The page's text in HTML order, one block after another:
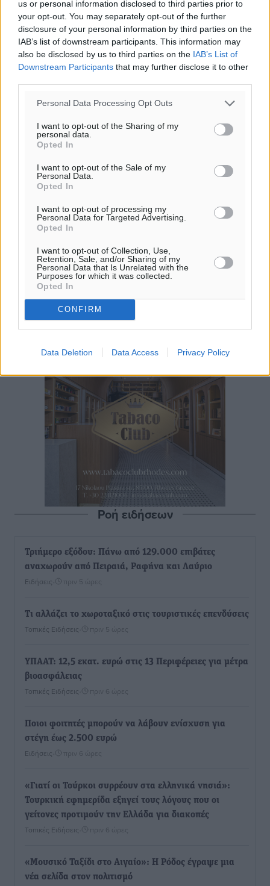
us or personal information disclosed to third parties prior to
your opt-out. You may separately opt-out of the further
disclosure of your personal information by third parties on the
IAB’s list of downstream participants. This information may
also be disclosed by us to third parties on the IAB’s List of
Downstream Participants that may further disclose it to other
Personal Data Processing Opt Outs
I want to opt-out of the Sharing of my
personal data.
Opted In
I want to opt-out of the Sale of my
Personal Data.
Opted In
I want to opt-out of processing my
Personal Data for Targeted Advertising.
Opted In
I want to opt-out of Collection, Use,
Retention, Sale, and/or Sharing of my
Personal Data that Is Unrelated with the
Purposes for which it was collected.
Opted In
CONFIRM
Data Deletion Data Access Privacy Policy
29°
ΤΡ
28°
ΤΕ
Ροή ειδήσεων
Τριήμερο εξόδου: Πάνω από 129.000 επιβάτες
αναχωρούν από Πειραιά, Ραφήνα και Λαύριο
Ειδήσεις πριν 5 ώρες
Τι αλλάζει το χωροταξικό στις τουριστικές επενδύσεις
Τοπικές Ειδήσεις πριν 5 ώρες
ΥΠΑΑΤ: 12,5 εκατ. ευρώ στις 13 Περιφέρειες για μέτρα
βιοασφάλειας
Τοπικές Ειδήσεις πριν 6 ώρες
Ποιοι φοιτητές μπορούν να λάβουν ενίσχυση για
στέγη έως 2.500 ευρώ
Ειδήσεις πριν 6 ώρες
«Γιατί οι Τούρκοι συρρέουν στα ελληνικά νησιά»:
Τουρκική εφημερίδα εξηγεί τους λόγους που οι
γείτονες προτιμούν την Ελλάδα για διακοπές
Τοπικές Ειδήσεις πριν 6 ώρες
«Μουσικό Ταξίδι στο Αιγαίο»: Η Ρόδος έγραψε μια
νέα σελίδα στον πολιτισμό